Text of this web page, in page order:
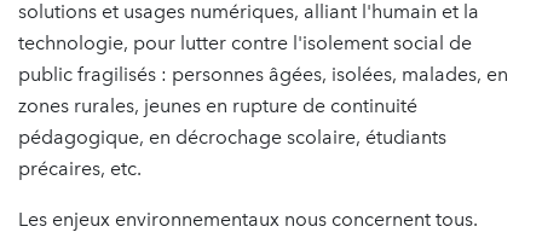
solutions et usages numériques, alliant l'humain et la
technologie, pour lutter contre l'isolement social de
public fragilisés : personnes âgées, isolées, malades, en
zones rurales, jeunes en rupture de continuité
pédagogique, en décrochage scolaire, étudiants
précaires, etc.
Les enjeux environnementaux nous concernent tous.